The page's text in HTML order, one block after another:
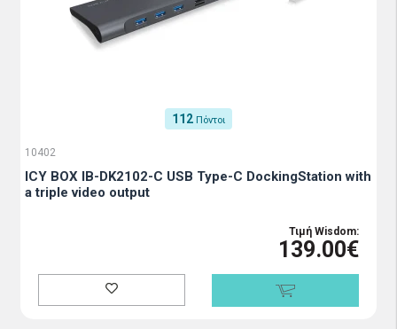
112 Πόντοι
10402
ICY BOX IB-DK2102-C USB Type-C DockingStation with
a triple video output
Τιμή Wisdom:
139.00€